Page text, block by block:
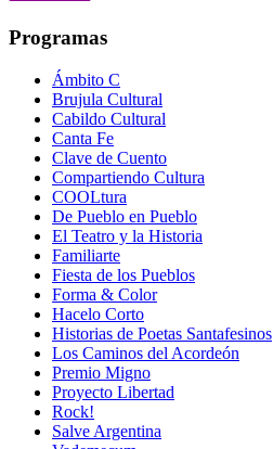
Programas
Ámbito C
Brujula Cultural
Cabildo Cultural
Canta Fe
Clave de Cuento
Compartiendo Cultura
COOLtura
De Pueblo en Pueblo
El Teatro y la Historia
Familiarte
Fiesta de los Pueblos
Forma & Color
Hacelo Corto
Historias de Poetas Santafesinos
Los Caminos del Acordeón
Premio Migno
Proyecto Libertad
Rock!
Salve Argentina